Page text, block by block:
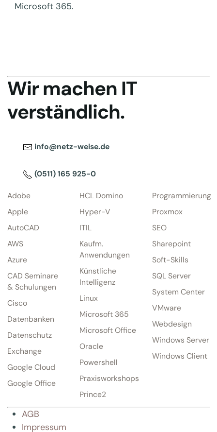
Microsoft 365.
Wir machen IT
verständlich.
info@netz-weise.de
(0511) 165 925-0
Adobe
Apple
AutoCAD
AWS
Azure
CAD Seminare
& Schulungen
Cisco
Datenbanken
Datenschutz
Exchange
Google Cloud
Google Office
HCL Domino
Hyper-V
ITIL
Kaufm.
Anwendungen
Künstliche
Intelligenz
Linux
Microsoft 365
Microsoft Office
Oracle
Powershell
Praxisworkshops
Prince2
Programmierung
Proxmox
SEO
Sharepoint
Soft-Skills
SQL Server
System Center
VMware
Webdesign
Windows Server
Windows Client
AGB
Impressum